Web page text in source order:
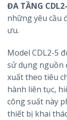
ĐA TẦNG
những yêu cầu
ưu.
Model CDL2-5
sử dụng nguồn
xuất theo tiêu
hành liên tục,
công suất này
thiết bị khai